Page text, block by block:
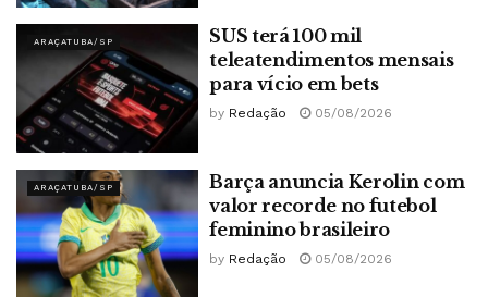
ARAÇATUBA/SP
SUS terá 100 mil
teleatendimentos mensais
para vício em bets
by Redação 05/08/2026
ARAÇATUBA/SP
Barça anuncia Kerolin com
valor recorde no futebol
feminino brasileiro
by Redação 05/08/2026